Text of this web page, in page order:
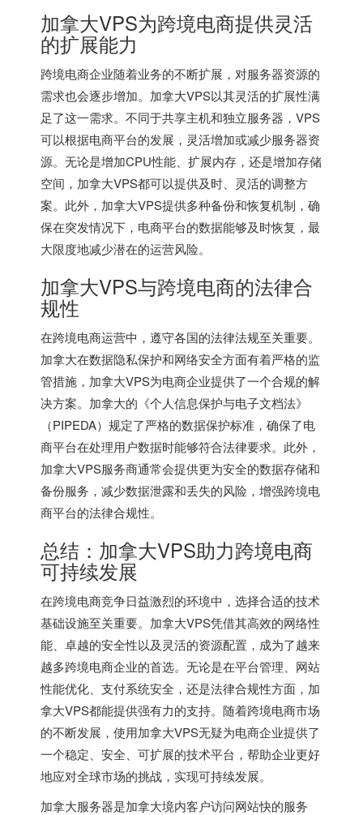
加拿大VPS为跨境电商提供灵活
的扩展能力
跨境电商企业随着业务的不断扩展，对服务器资源的
需求也会逐步增加。加拿大VPS以其灵活的扩展性满
足了这一需求。不同于共享主机和独立服务器，VPS
可以根据电商平台的发展，灵活增加或减少服务器资
源。无论是增加CPU性能、扩展内存，还是增加存储
空间，加拿大VPS都可以提供及时、灵活的调整方
案。此外， 加拿大VPS提供多种备份和恢复机制，确
保在突发情况下，电商平台的数据能够及时恢复，最
大限度地减少潜在的运营风险。
加拿大VPS与跨境电商的法律合
规性
在跨境电商运营中，遵守各国的法律法规至关重要。
加拿大在数据隐私保护和网络安全方面有着严格的监
管措施，加拿大VPS为电商企业提供了一个合规的解
决方案。加拿大的《个人信息保护与电子文档法》
（PIPEDA）规定了严格的数据保护标准，确保了电
商平台在处理用户数据时能够符合法律要求。此外，
加拿大VPS服务商通常会提供更为安全的数据存储和
备份服务，减少数据泄露和丢失的风险，增强跨境电
商平台的法律合规性。
总结：加拿大VPS助力跨境电商
可持续发展
在跨境电商竞争日益激烈的环境中，选择合适的技术
基础设施至关重要。加拿大VPS凭借其高效的网络性
能、卓越的安全性以及灵活的资源配置，成为了越来
越多跨境电商企业的首选。无论是在平台管理、网站
性能优化、支付系统安全，还是法律合规性方面，加
拿大VPS都能提供强有力的支持。随着跨境电商市场
的不断发展，使用加拿大VPS无疑为电商企业提供了
一个稳定、安全、可扩展的技术平台，帮助企业更好
地应对全球市场的挑战，实现可持续发展。
加拿大服务器是加拿大境内客户访问网站快的服务